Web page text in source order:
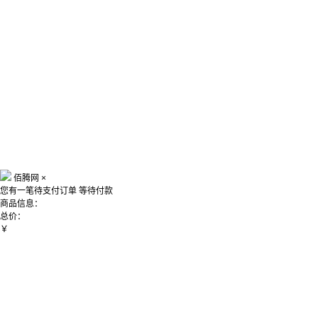
佰腾网 ×
您有一笔待支付订单 等待付款
商品信息：
总价：
￥